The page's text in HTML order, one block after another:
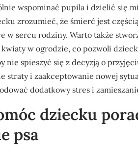
wspominać pupila i dzielić się
zrozumieć, że śmierć jest
w sercu rodziny. Warto także
w ogrodzie, co pozwoli
nie spieszyć się z decyzją o
straty i zaakceptowanie nowej
dodatkowy stres i
dziecku
psa